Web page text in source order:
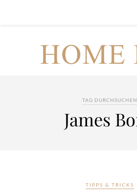
TAG DURCHSUCHEN
James
TIPPS & TRICKS